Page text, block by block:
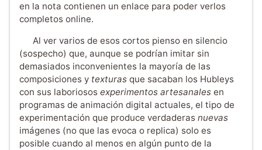
en la nota contienen un enlace para poder verlos
completos online.
Al ver varios de esos cortos pienso en silencio
(sospecho) que, aunque se podrían imitar sin
demasiados inconvenientes la mayoría de las
composiciones y texturas que sacaban los Hubleys
con sus laboriosos experimentos artesanales en
programas de animación digital actuales, el tipo de
experimentación que produce verdaderas nuevas
imágenes (no que las evoca o replica) solo es
posible cuando al menos en algún punto de la